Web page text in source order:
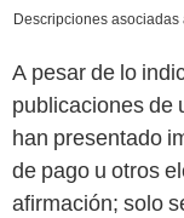
Descripciones
A pesar de lo
publicaciones de
han presentado
de pago u otros
afirmación; solo